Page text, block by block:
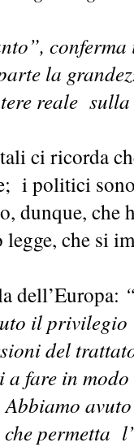
la
reale sulla
ci ricorda
i politici
dunque, che
legge, che si
dell’Europa:
il
del
a fare in
Abbiamo
permetta